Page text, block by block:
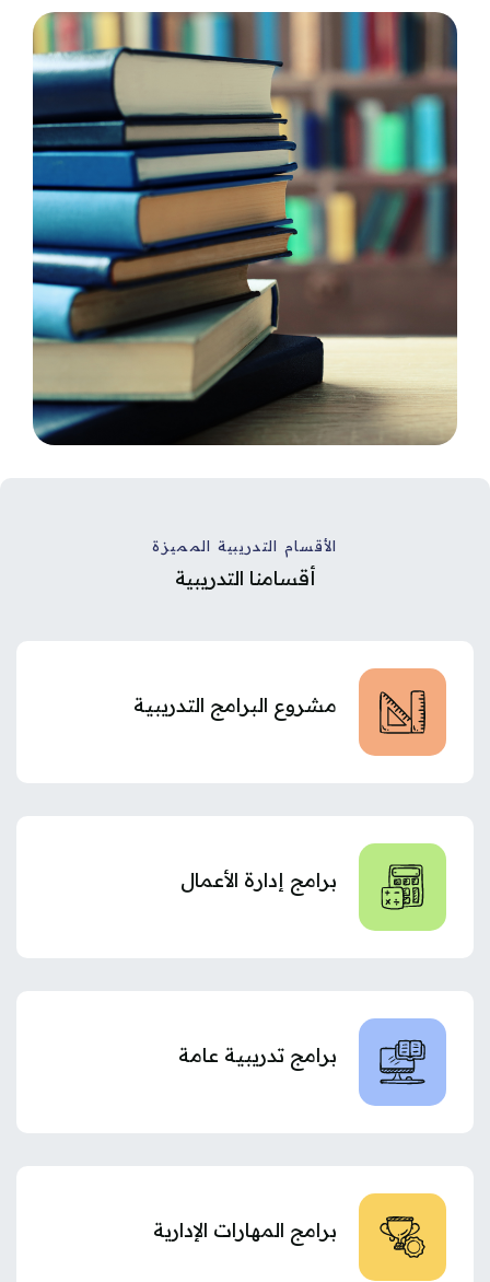
الأقسام التدريبية المميزة
أقسامنا التدريبية
مشروع البرامج التدريبية
برامج إدارة الأعمال
برامج تدريبية عامة
برامج المهارات الإدارية